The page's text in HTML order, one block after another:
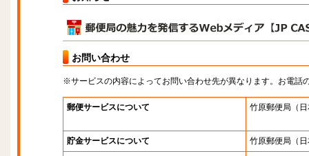
お問い合わせ
※サービスの内容によってお問い合わせ先が異なります。お電話
郵便サービスについて 竹原郵便局 （
貯金サービスについて 竹原郵便局 （